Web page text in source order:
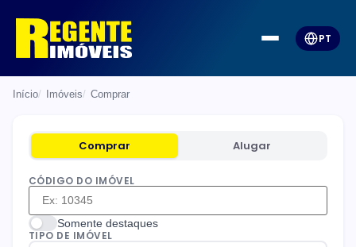
PT
Início Imóveis Comprar
Comprar Alugar
CÓDIGO DO IMÓVEL
Somente destaques
TIPO DE IMÓVEL